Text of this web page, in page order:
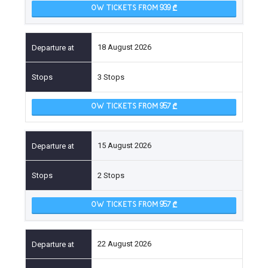
OW TICKETS FROM 939
18 August 2026
3 Stops
OW TICKETS FROM 957
15 August 2026
2 Stops
OW TICKETS FROM 957
22 August 2026